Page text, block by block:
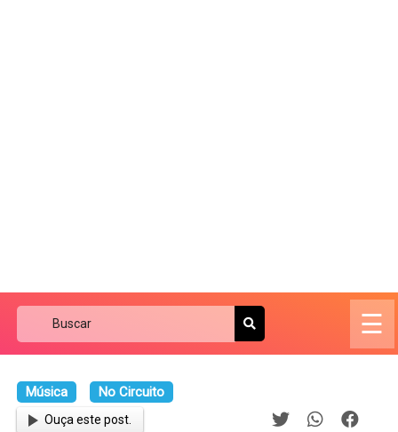
☰
Música No Circuito
Ouça este post.